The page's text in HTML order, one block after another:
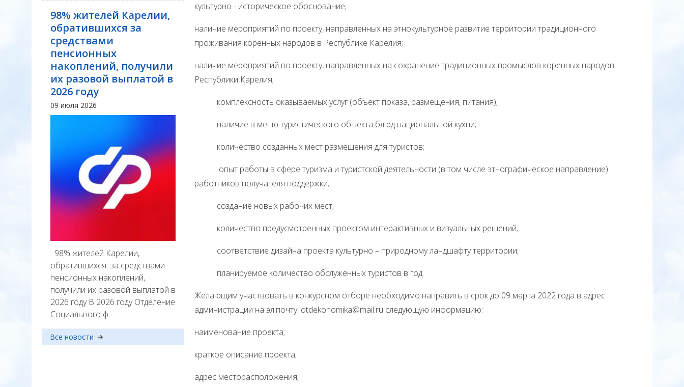
98% жителей Карелии,
обратившихся за
средствами
пенсионных
накоплений, получили
их разовой выплатой в
2026 году
09 июля 2026
98% жителей Карелии,
обратившихся за средствами
пенсионных накоплений,
получили их разовой выплатой в
2026 году В 2026 году Отделение
Социального ф...
Все новости
культурно - историческое обоснование;
наличие мероприятий по проекту, направленных на этнокультурное развитие территории традиционного
проживания коренных народов в Республике Карелия;
наличие мероприятий по проекту, направленных на сохранение традиционных промыслов коренных народов
Республики Карелия;
комплексность оказываемых услуг (объект показа, размещения, питания);
наличие в меню туристического объекта блюд национальной кухни;
количество созданных мест размещения для туристов;
опыт работы в сфере туризма и туристской деятельности (в том числе этнографическое направление)
работников получателя поддержки;
создание новых рабочих мест;
количество предусмотренных проектом интерактивных и визуальных решений;
соответствие дизайна проекта культурно – природному ландшафту территории;
планируемое количество обслуженных туристов в год.
Желающим участвовать в конкурсном отборе необходимо направить в срок до 09 марта 2022 года в адрес
администрации на эл.почту: otdekonomika@mail.ru следующую информацию:
наименование проекта;
краткое описание проекта;
адрес месторасположения;